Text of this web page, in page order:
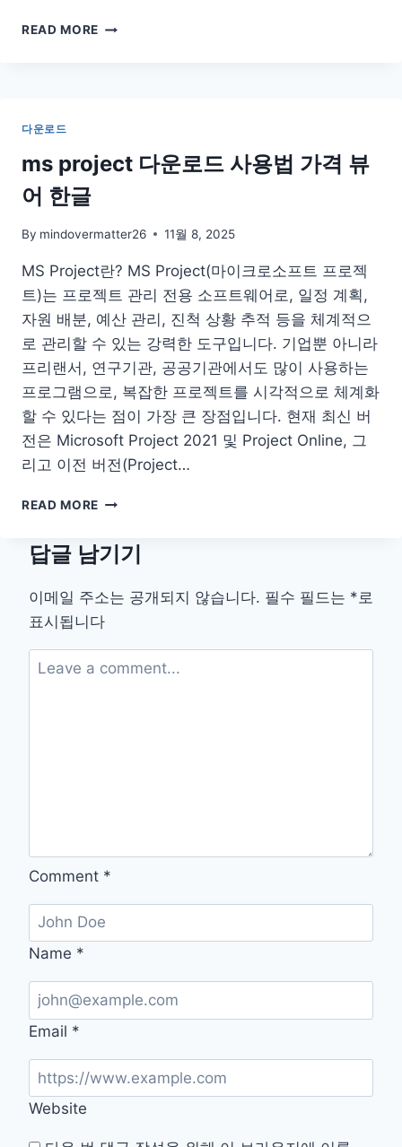
READ MORE 유
프
로
해
앱
어
플
갤
럭
시
아
이
폰
다운로드
ms project 다운로드 사용법 가격 뷰
어 한글
By mindovermatter26 11월 8, 2025
MS Project란? MS Project(마이크로소프트 프로젝
트)는 프로젝트 관리 전용 소프트웨어로, 일정 계획,
자원 배분, 예산 관리, 진척 상황 추적 등을 체계적으
로 관리할 수 있는 강력한 도구입니다. 기업뿐 아니라
프리랜서, 연구기관, 공공기관에서도 많이 사용하는
프로그램으로, 복잡한 프로젝트를 시각적으로 체계화
할 수 있다는 점이 가장 큰 장점입니다. 현재 최신 버
전은 Microsoft Project 2021 및 Project Online, 그
리고 이전 버전(Project…
READ MORE MS
운
드
사
용
법
가
답글 남기기
이메일 주소는 공개되지 않습니다. 필수 필드는 * 로
표시됩니다
Comment *
Name *
Email *
Website